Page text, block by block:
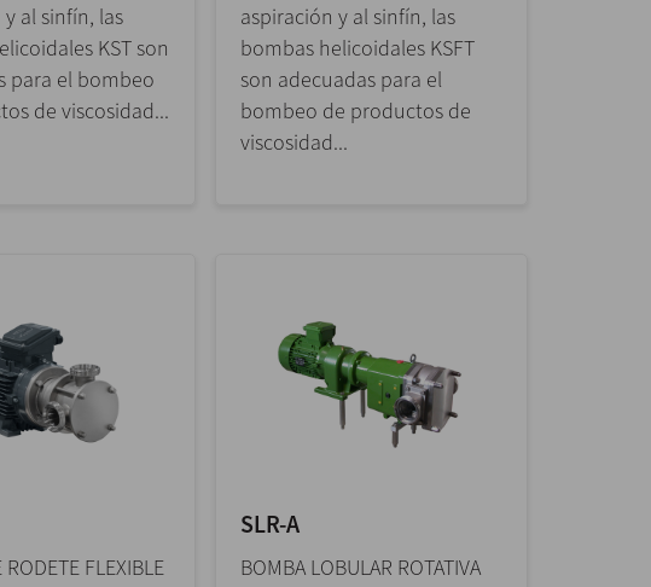
al sinfín, las
KST son
para el bombeo
de viscosidad...
aspiración y al sinfín, las
bombas helicoidales KSFT
son adecuadas para el
bombeo de productos de
viscosidad...
FLEXIBLE
SLR-A
BOMBA LOBULAR ROTATIVA